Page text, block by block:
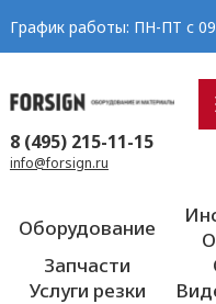
График работы: ПН-ПТ с
8 (495) 215-11-15
info@forsign.ru
Оборудование
Запчасти
Услуги резки